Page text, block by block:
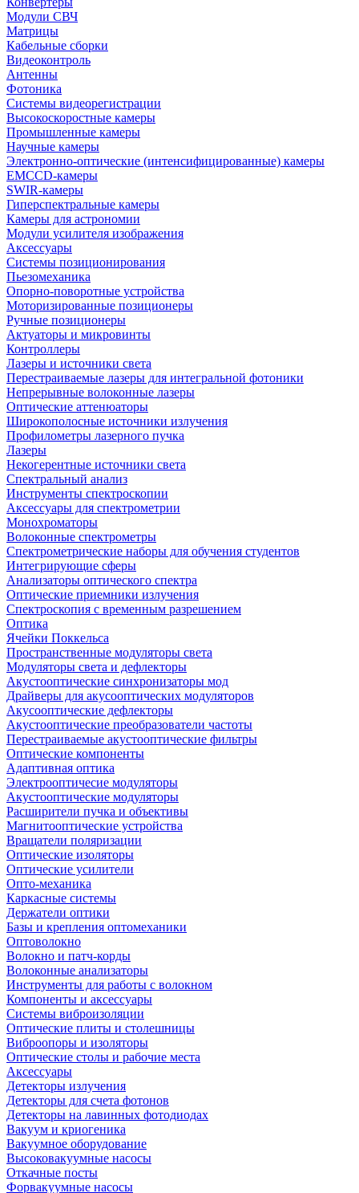
Модули СВЧ
Матрицы
Кабельные сборки
Видеоконтроль
Антенны
Фотоника
Cистемы видеорегистрации
Высокоскоростные камеры
Промышленные камеры
Научные камеры
Электронно-оптические (интенсифицированные) камеры
EMCCD-камеры
SWIR-камеры
Гиперспектральные камеры
Камеры для астрономии
Модули усилителя изображения
Аксессуары
Системы позиционирования
Пьезомеханика
Опорно-поворотные устройства
Моторизированные позиционеры
Ручные позиционеры
Актуаторы и микровинты
Контроллеры
Лазеры и источники света
Перестраиваемые лазеры для интегральной фотоники
Непрерывные волоконные лазеры
Оптические аттенюаторы
Широкополосные источники излучения
Профилометры лазерного пучка
Лазеры
Некогерентные источники света
Спектральный анализ
Инструменты спектроскопии
Аксессуары для спектрометрии
Монохроматоры
Волоконные спектрометры
Спектрометрические наборы для обучения студентов
Интегрирующие сферы
Анализаторы оптического спектра
Оптические приемники излучения
Спектроскопия с временным разрешением
Оптика
Ячейки Поккельса
Пространственные модуляторы света
Модуляторы света и дефлекторы
Акустооптические синхронизаторы мод
Драйверы для акусооптических модуляторов
Акусооптические дефлекторы
Акустооптические преобразователи частоты
Перестраиваемые акустооптические фильтры
Оптические компоненты
Адаптивная оптика
Электрооптичесие модуляторы
Акустооптические модуляторы
Расширители пучка и объективы
Магнитооптические устройства
Вращатели поляризации
Оптические изоляторы
Оптические усилители
Опто-механика
Каркасные системы
Держатели оптики
Базы и крепления оптомеханики
Оптоволокно
Волокно и патч-корды
Волоконные анализаторы
Инструменты для работы с волокном
Компоненты и аксессуары
Системы виброизоляции
Оптические плиты и столешницы
Виброопоры и изоляторы
Оптические столы и рабочие места
Аксессуары
Детекторы излучения
Детекторы для счета фотонов
Детекторы на лавинных фотодиодах
Вакуум и криогеника
Вакуумное оборудование
Высоковакуумные насосы
Откачные посты
Форвакуумные насосы